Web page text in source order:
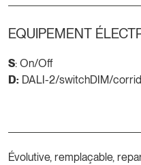
EQUIPEMENT
S: On/Off
D: DALI-2/switchDIM/
Évolutive, remplaçable,